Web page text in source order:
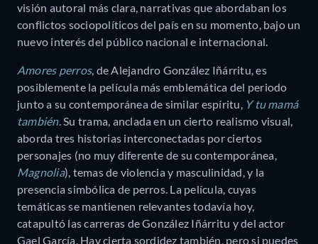
visión autoral más clara, narrativas que abordaban los
conflictos sociopolíticos del país en su momento, bajo un
nuevo interés del público nacional e internacional.
Amores perros, de Alejandro González Iñárritu, es
posiblemente la película más emblemática del periodo
junto a su contemporánea de similar espíritu, Y tu mamá
también. Su trama, anclada en un cierto realismo visual,
aborda tres historias interconectadas por ciertos
personajes (no muy diferente de su contemporánea,
Magnolia), temas de violencia y masculinidad, y la
presencia simbólica de perros. La película, cuyas
temáticas se mantienen relevantes todavía hoy,
catapultó las carreras de González Iñárritu y del actor
Gael García. Hay cierta sordidez también, pero si puedes